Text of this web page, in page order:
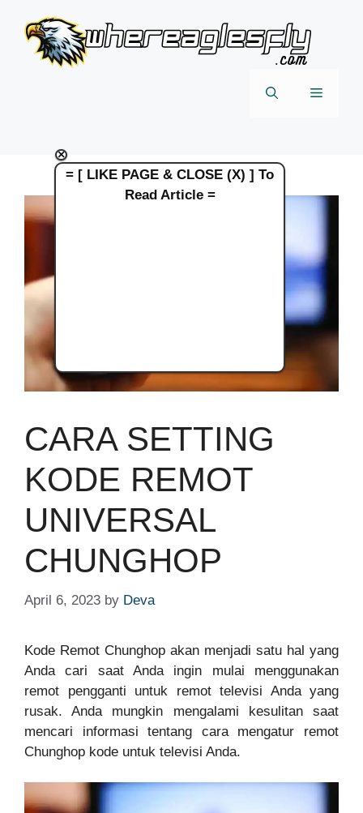
content
Menu
CARA SETTING
KODE REMOT
UNIVERSAL
CHUNGHOP
April 6, 2023 by Deva
Kode Remot Chunghop akan menjadi satu hal yang
Anda cari saat Anda ingin mulai menggunakan
remot pengganti untuk remot televisi Anda yang
rusak. Anda mungkin mengalami kesulitan saat
mencari informasi tentang cara mengatur remot
Chunghop kode untuk televisi Anda.
×
= [ LIKE PAGE & CLOSE (X) ] To
Read Article =